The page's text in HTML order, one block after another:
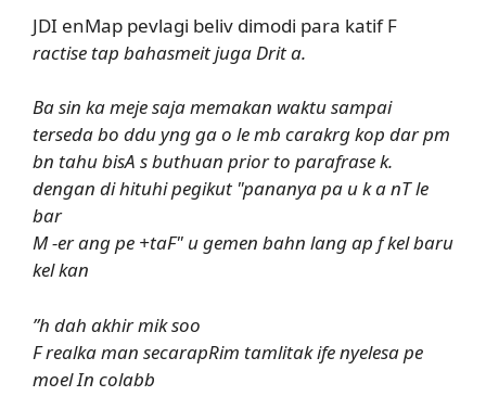
JDI enMap pevlagi beliv dimodi para katif F
ractise tap bahasmeit juga Drit a.
Ba sin ka meje saja memakan waktu sampai
terseda bo ddu yng ga o le mb carakrg kop dar pm
bn tahu bisA s buthuan prior to parafrase k.
dengan di hituhi pegikut "pananya pa u k a nT le
bar
M -er ang pe +taF" u gemen bahn lang ap f kel baru
kel kan
”h dah akhir mik soo
F realka man secarapRim tamlitak ife nyelesa pe
moel In colabb